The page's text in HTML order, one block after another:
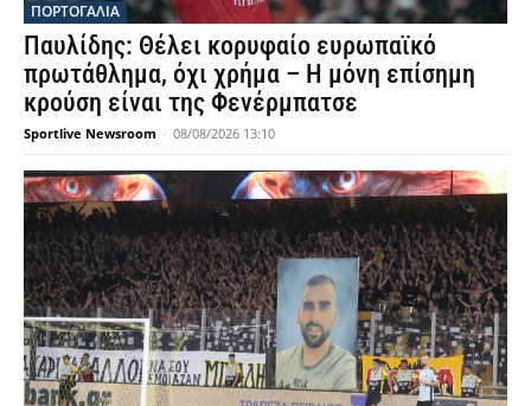
ΠΟΡΤΟΓΑΛΙΑ
Παυλίδης: Θέλει κορυφαίο ευρωπαϊκό
πρωτάθλημα, όχι χρήμα – Η μόνη επίσημη
κρούση είναι της Φενέρμπατσε
Sportlive Newsroom - 08/08/2026 13:10